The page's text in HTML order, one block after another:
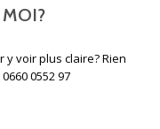
MOI?
voir plus claire? Rien
0552 97